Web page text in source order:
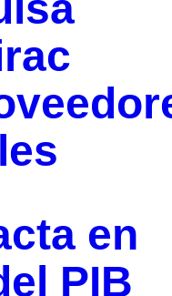
en
PIB